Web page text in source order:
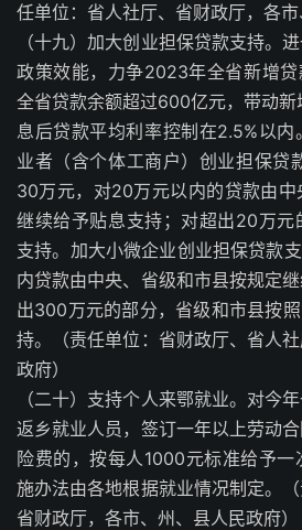
任单位：省人社厅、省财政厅，各市
（十九）加大创业担保贷款支持。
政策效能，力争2023年全省新增
全省贷款余额超过600亿元，带动
息后贷款平均利率控制在2.5%以内
业者（含个体工商户）创业担保贷
30万元，对20万元以内的贷款由
继续给予贴息支持；对超出20万元
支持。加大小微企业创业担保贷款
内贷款由中央、省级和市县按规定
出300万元的部分，省级和市县按
持。（责任单位：省财政厅、省人
政府）
（二十）支持个人来鄂就业。对今
返乡就业人员，签订一年以上劳动
险费的，按每人1000元标准给予
施办法由各地根据就业情况制定。（
省财政厅，各市、州、县人民政府）